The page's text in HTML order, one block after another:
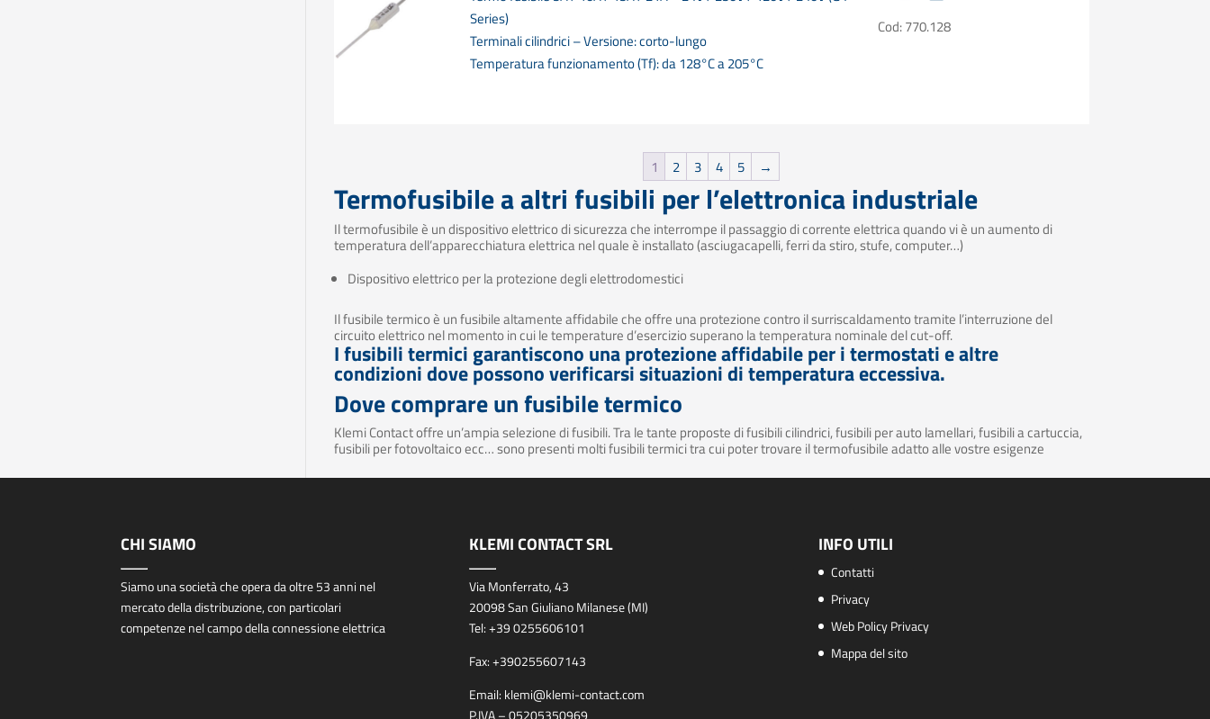
Series)
Terminali cilindrici – Versione: corto-lungo
Temperatura funzionamento (Tf): da 128°C a 205°C
Cod: 770.128
1 2 3 4 5 →
Termofusibile a altri fusibili per l’elettronica industriale
Il termofusibile è un dispositivo elettrico di sicurezza che interrompe il passaggio di corrente elettrica quando vi è un aumento di
temperatura dell’apparecchiatura elettrica nel quale è installato (asciugacapelli, ferri da stiro, stufe, computer…)
Dispositivo elettrico per la protezione degli elettrodomestici
Il fusibile termico è un fusibile altamente affidabile che offre una protezione contro il surriscaldamento tramite l’interruzione del
circuito elettrico nel momento in cui le temperature d’esercizio superano la temperatura nominale del cut-off.
I fusibili termici garantiscono una protezione affidabile per i termostati e altre
condizioni dove possono verificarsi situazioni di temperatura eccessiva.
Dove comprare un fusibile termico
Klemi Contact offre un’ampia selezione di fusibili. Tra le tante proposte di fusibili cilindrici, fusibili per auto lamellari, fusibili a cartuccia,
fusibili per fotovoltaico ecc… sono presenti molti fusibili termici tra cui poter trovare il termofusibile adatto alle vostre esigenze
CHI SIAMO
Siamo una società che opera da oltre 53 anni nel
mercato della distribuzione, con particolari
competenze nel campo della connessione elettrica
KLEMI CONTACT SRL
Via Monferrato, 43
20098 San Giuliano Milanese (MI)
Tel:+39 0255606101
Fax:+390255607143
Email: klemi@klemi-contact.com
P.IVA – 05205350969
INFO UTILI
Contatti
Privacy
Web Policy Privacy
Mappa del sito